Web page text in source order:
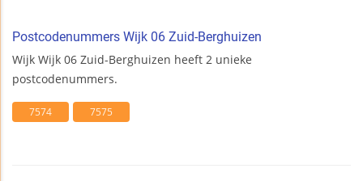
Postcodenummers Wijk 06 Zuid-Berghuizen
Wijk Wijk 06 Zuid-Berghuizen heeft 2 unieke
postcodenummers.
7574 7575